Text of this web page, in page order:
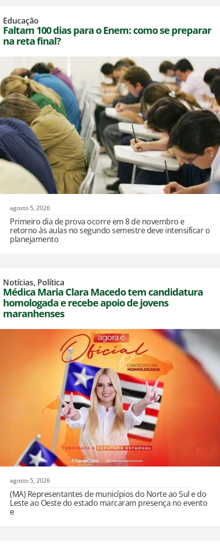
Educação
Faltam 100 dias para o Enem: como se preparar
na reta final?
agosto 5, 2026
Primeiro dia de prova ocorre em 8 de novembro e
retorno às aulas no segundo semestre deve intensificar o
planejamento
Notícias, Política
Médica Maria Clara Macedo tem candidatura
homologada e recebe apoio de jovens
maranhenses
agosto 5, 2026
(MA) Representantes de municípios do Norte ao Sul e do
Leste ao Oeste do estado marcaram presença no evento
e